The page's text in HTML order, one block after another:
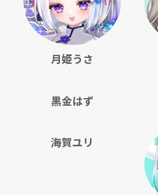
月姫うさ
黒金はず
海賀ユリ